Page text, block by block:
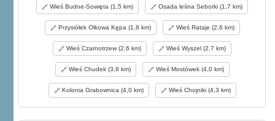
Wieś Budne-Sowięta (1,5 km) Osada leśna Seborki (1,7 km)
Przysiółek Olkowa Kępa (1,8 km) Wieś Rataje (2,6 km)
Wieś Czarnotrzew (2,6 km) Wieś Wyszel (2,7 km)
Wieś Chudek (3,8 km) Wieś Mostówek (4,0 km)
Kolonia Grabownica (4,0 km) Wieś Chojniki (4,3 km)